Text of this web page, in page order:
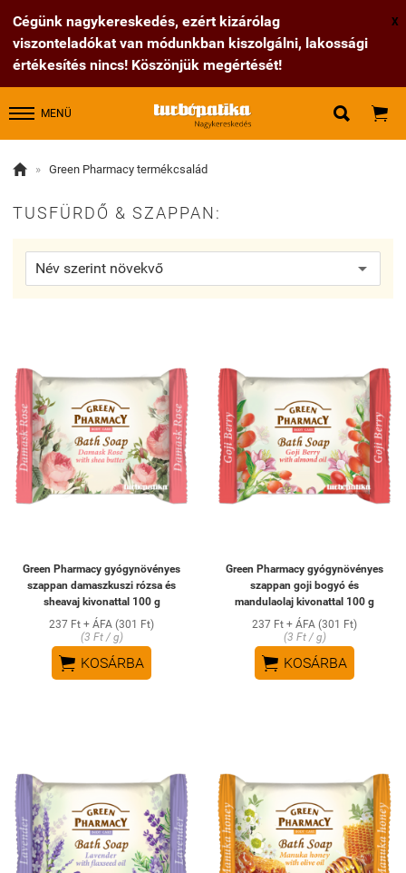
Cégünk nagykereskedés, ezért kizárólag
viszonteladókat van módunkban kiszolgálni, lakossági
értékesítés nincs! Köszönjük megértését!
X
MENÜ  
 » Green Pharmacy termékcsalád
TUSFÜRDŐ & SZAPPAN:
Green Pharmacy gyógynövényes
szappan damaszkuszi rózsa és
sheavaj kivonattal 100 g
237 Ft + ÁFA (301 Ft)
(3 Ft / g)
 KOSÁRBA
Green Pharmacy gyógynövényes
szappan goji bogyó és
mandulaolaj kivonattal 100 g
237 Ft + ÁFA (301 Ft)
(3 Ft / g)
 KOSÁRBA